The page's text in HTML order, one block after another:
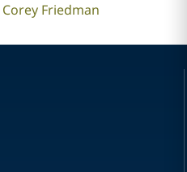
Corey Friedman